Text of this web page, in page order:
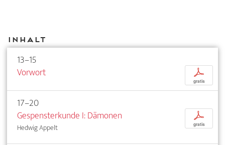
Inhalt
13–15
Vorwort
p
gratis
17–20
Gespensterkunde I: Dämonen
Hedwig Appelt
p
gratis